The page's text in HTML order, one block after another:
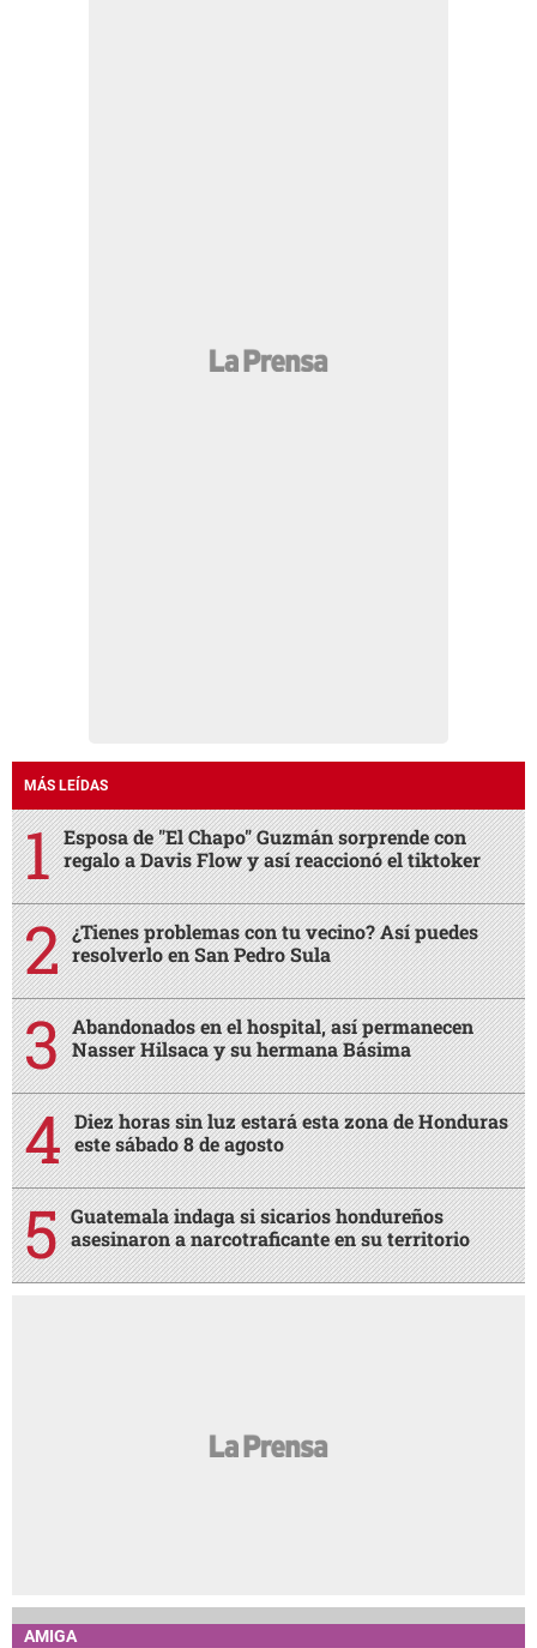
MÁS LEÍDAS
Esposa de "El Chapo" Guzmán sorprende con
regalo a Davis Flow y así reaccionó el tiktoker
¿Tienes problemas con tu vecino? Así puedes
resolverlo en San Pedro Sula
Abandonados en el hospital, así permanecen
Nasser Hilsaca y su hermana Básima
Diez horas sin luz estará esta zona de Honduras
este sábado 8 de agosto
Guatemala indaga si sicarios hondureños
asesinaron a narcotraficante en su territorio
AMIGA